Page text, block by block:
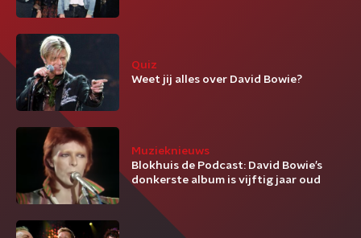
Quiz
Weet jij alles over David Bowie?
Muzieknieuws
Blokhuis de Podcast: David Bowie’s
donkerste album is vijftig jaar oud